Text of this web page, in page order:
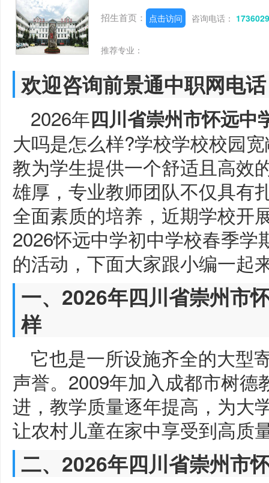
招生首页： 点击访问 咨询电话：
推荐专业：
欢迎咨询前景通中职网电
2026年四川省崇州市怀远中
大吗是怎么样?学校学校校园
教为学生提供一个舒适且高效
雄厚，专业教师团队不仅具有
全面素质的培养，近期学校开
2026怀远中学初中学校春季
的活动，下面大家跟小编一起
一、2026年四川省崇州市
样
它也是一所设施齐全的大型
声誉。2009年加入成都市树
进，教学质量逐年提高，为大
让农村儿童在家中享受到高质
二、2026年四川省崇州市